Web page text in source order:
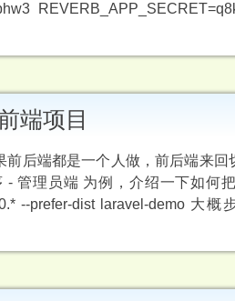
端项目
后端都是一个人做，前后端来
管理员端 为例，介绍一下如何
--prefer-dist laravel-demo 大